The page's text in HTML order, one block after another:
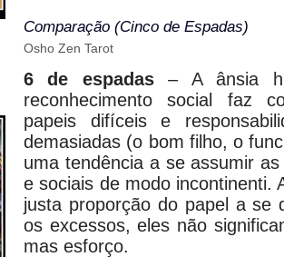
Comparação (Cinco de Espadas)
Osho Zen Tarot
6 de espadas– A ânsia
reconhecimento social faz
papeis difíceis e
demasiadas (o bom filho, o
uma tendência a se assumir
e sociais de modo incontinenti.
justa proporção do papel a se
os excessos, eles não
mas esforço.